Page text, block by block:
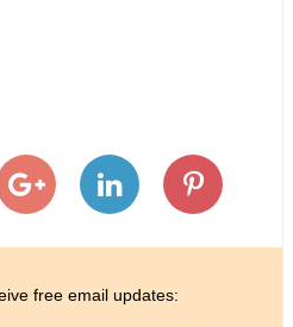
free email updates: